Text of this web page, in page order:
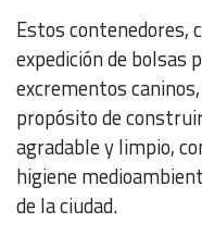
Estos contenedores,
expedición de bolsas
excrementos
propósito de
agradable y limpio,
higiene
de la ciudad.